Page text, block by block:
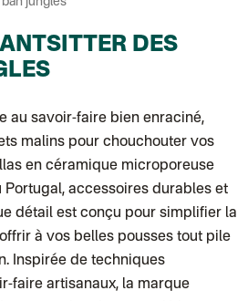
Toi-même)
April Eleven)
Toi-même)
Bounce)
DES
au savoir-faire bien enraciné,
malins pour chouchouter vos
en céramique microporeuse
Portugal, accessoires durables et
détail est conçu pour simplifier la
à vos belles pousses tout pile
Inspirée de techniques
faire artisanaux, la marque